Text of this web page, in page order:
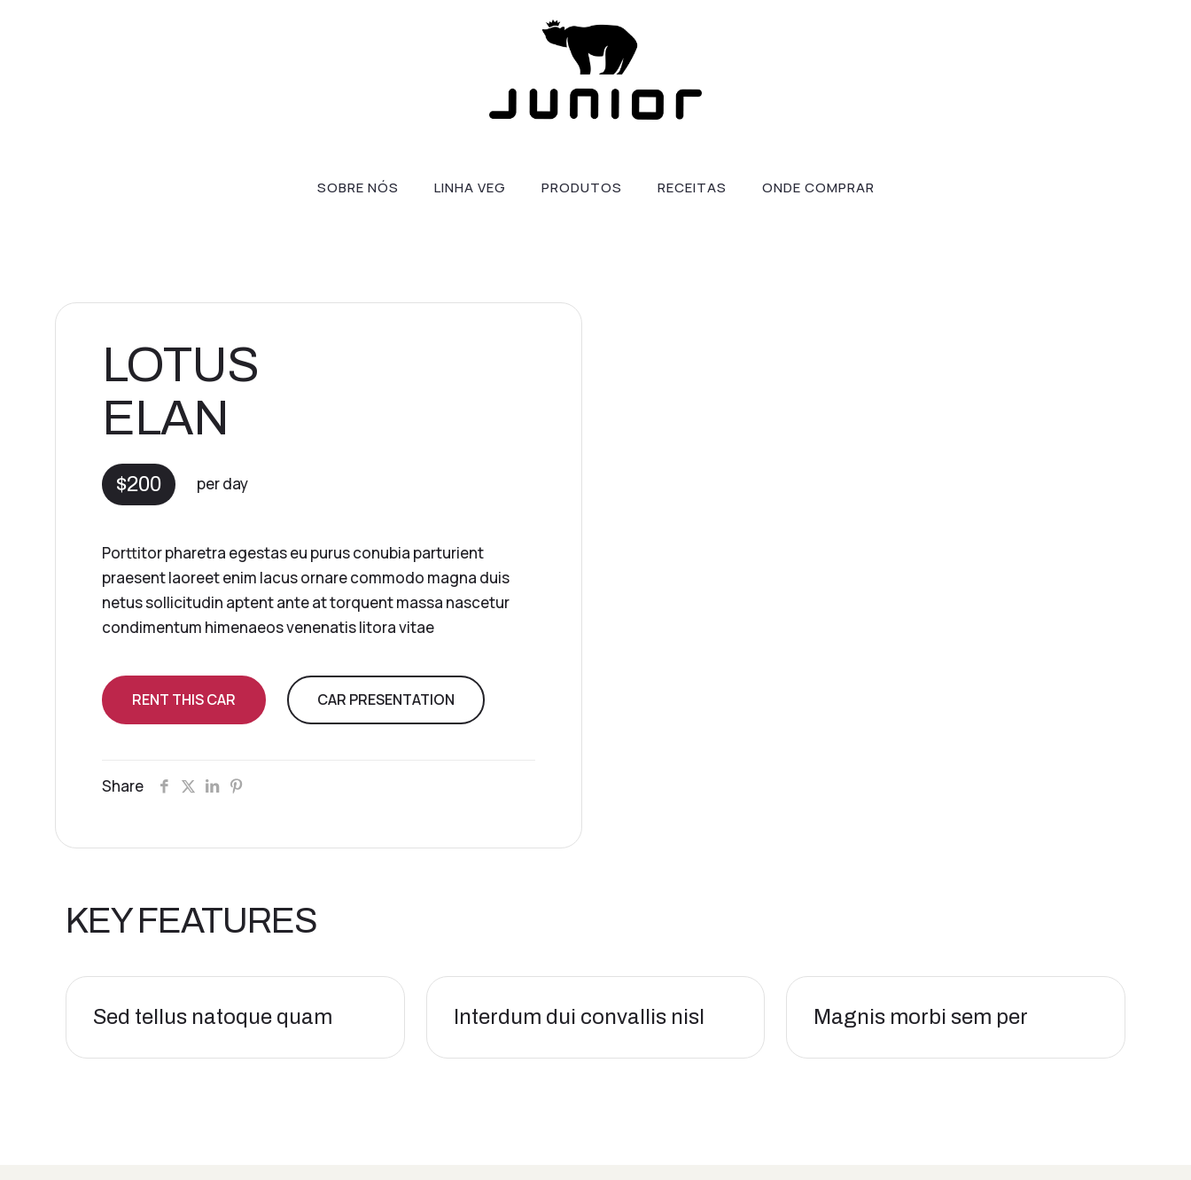
SOBRE NÓS LINHA VEG PRODUTOS RECEITAS ONDE COMPRAR
LOTUS
ELAN
$200 per day
Porttitor pharetra egestas eu purus conubia parturient
praesent laoreet enim lacus ornare commodo magna duis
netus sollicitudin aptent ante at torquent massa nascetur
condimentum himenaeos venenatis litora vitae
RENT THIS CAR CAR PRESENTATION
Share
KEY FEATURES
Sed tellus natoque quam Interdum dui convallis nisl Magnis morbi sem per